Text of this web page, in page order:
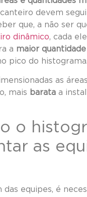
devem
que, a não ser
dinâmico, cada
a maior
pico do
as
mais barata a
o
as
das equipes, é